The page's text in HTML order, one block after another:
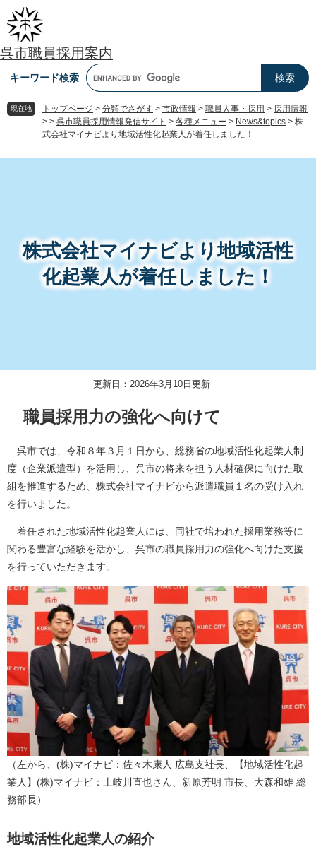
ー
ジ
の
す
ニ
ュ
ー
し
呉市職員採用案内
キーワード検索
現在地 トップページ > 分類でさがす > 市政情報 > 職員人事・採用 > 採用情報
> > 呉市職員採用情報発信サイト > 各種メニュー > News&topics > 株
式会社マイナビより地域活性化起業人が着任しました！
株式会社マイナビより地域活性
化起業人が着任しました！
更新日：2026年3月10日更新
職員採用力の強化へ向けて
呉市では、令和８年３月１日から、総務省の地域活性化起業人制
度（企業派遣型）を活用し、呉市の将来を担う人材確保に向けた取
組を推進するため、株式会社マイナビから派遣職員１名の受け入れ
を行いました。
着任された地域活性化起業人には、同社で培われた採用業務等に
関わる豊富な経験を活かし、呉市の職員採用力の強化へ向けた支援
を行っていただきます。
（左から、(株)マイナビ：佐々木康人 広島支社長、【地域活性化起
業人】(株)マイナビ：土岐川直也さん、新原芳明 市長、大森和雄 総
務部長）
地域活性化起業人の紹介